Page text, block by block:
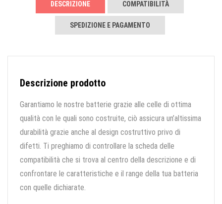
DESCRIZIONE COMPATIBILITÀ
SPEDIZIONE E PAGAMENTO
Descrizione prodotto
Garantiamo le nostre batterie grazie alle celle di ottima
qualità con le quali sono costruite, ciò assicura un’altissima
durabilità grazie anche al design costruttivo privo di
difetti. Ti preghiamo di controllare la scheda delle
compatibilità che si trova al centro della descrizione e di
confrontare le caratteristiche e il range della tua batteria
con quelle dichiarate.